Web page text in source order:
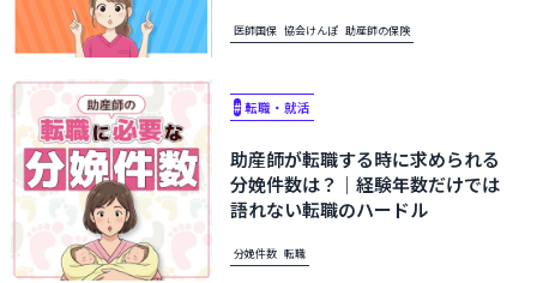
医師国保 協会けんぽ 助産師の保険
# 転職・就活
助産師が転職する時に求められる
分娩件数は？｜経験年数だけでは
語れない転職のハードル​​
分娩件数 転職